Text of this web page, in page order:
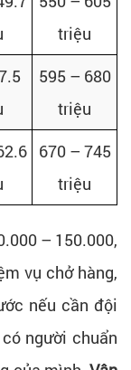
triệu
595 – 680
triệu
670 – 745
triệu
– 150.000,
vụ chở hàng,
nếu cần đội
người chuẩn